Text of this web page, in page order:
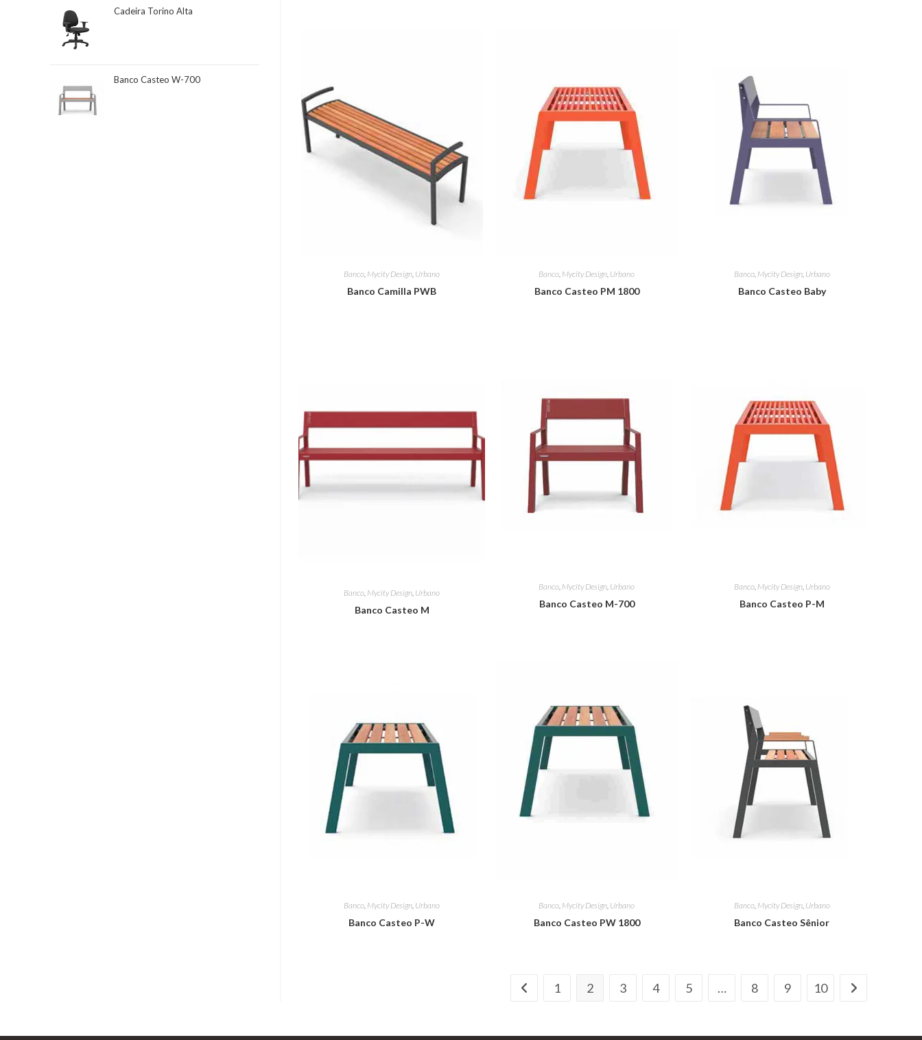
Banco Mycity Design Urbano
Banco Camilla PWB
Banco Mycity Design Urbano
Banco Casteo PM 1800
Banco, Mycity Design, Urbano
Banco Casteo Baby
Banco Mycity Design Urbano
Banco Casteo M
Banco, Mycity Design, Urbano
Banco Casteo M-700
Banco, Mycity Design, Urbano
Banco Casteo P-M
Banco, Mycity Design, Urbano
Banco Casteo P-W
Banco, Mycity Design, Urbano
Banco Casteo PW 1800
Banco, Mycity Design, Urbano
Banco Casteo Sênior
1 2 3 4 5 … 8 9 10
Cadeira Torino Alta
Banco Casteo W-700